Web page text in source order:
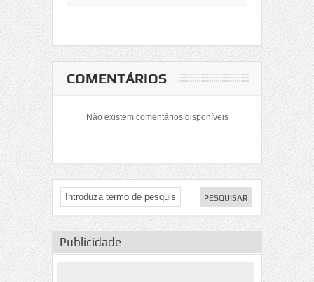
COMENTÁRIOS
Não existem comentários disponíveis
Publicidade